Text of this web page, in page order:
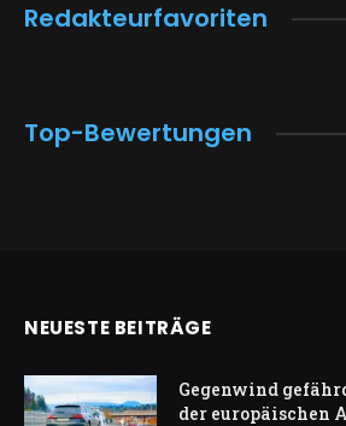
Redakteurfavoriten
Top-Bewertungen
NEUESTE BEITRÄGE
Gegenwind
der europäischen